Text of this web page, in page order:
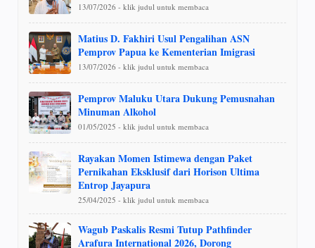
13/07/2026 - klik judul untuk membaca
Matius D. Fakhiri Usul Pengalihan ASN
Pemprov Papua ke Kementerian Imigrasi
13/07/2026 - klik judul untuk membaca
Pemprov Maluku Utara Dukung Pemusnahan
Minuman Alkohol
01/05/2025 - klik judul untuk membaca
Rayakan Momen Istimewa dengan Paket
Pernikahan Eksklusif dari Horison Ultima
Entrop Jayapura
25/04/2025 - klik judul untuk membaca
Wagub Paskalis Resmi Tutup Pathfinder
Arafura International 2026, Dorong